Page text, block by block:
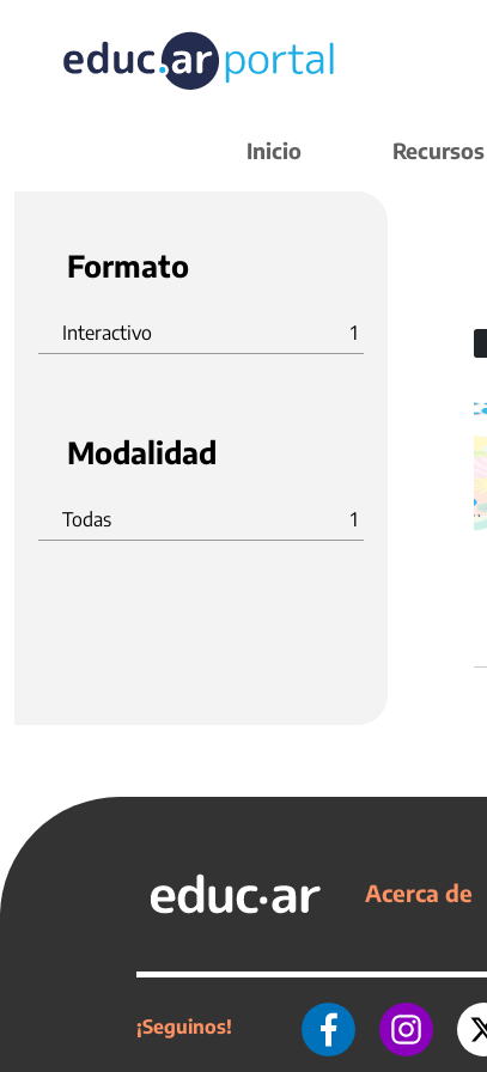
Inicio Recursos
Formato
Interactivo 1
Modalidad
Todas 1
Acerca de
¡Seguinos!